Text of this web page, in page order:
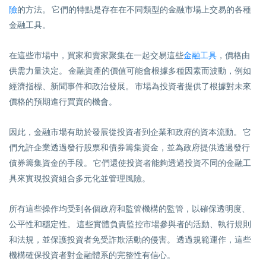
險的方法。 它們的特點是存在在不同類型的金融市場上交易的各種
金融工具。
在這些市場中，買家和賣家聚集在一起交易這些金融工具 ，價格由
供需力量決定。 金融資產的價值可能會根據多種因素而波動，例如
經濟指標、新聞事件和政治發展。 市場為投資者提供了根據對未來
價格的預期進行買賣的機會。
因此，金融市場有助於發展從投資者到企業和政府的資本流動。 它
們允許企業透過發行股票和債券籌集資金，並為政府提供透過發行
債券籌集資金的手段。 它們還使投資者能夠透過投資不同的金融工
具來實現投資組合多元化並管理風險。
所有這些操作均受到各個政府和監管機構的監管，以確保透明度、
公平性和穩定性。 這些實體負責監控市場參與者的活動、執行規則
和法規，並保護投資者免受詐欺活動的侵害。 透過規範運作，這些
機構確保投資者對金融體系的完整性有信心。